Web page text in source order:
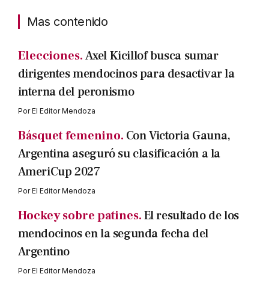
Mas contenido
Elecciones.Axel Kicillof busca sumar
dirigentes mendocinos para desactivar la
interna del peronismo
PorEl Editor Mendoza
Básquet femenino. Con Victoria Gauna,
Argentina aseguró su clasificación a la
AmeriCup 2027
PorEl Editor Mendoza
Hockey sobre patines.El resultado de los
mendocinos en la segunda fecha del
Argentino
PorEl Editor Mendoza